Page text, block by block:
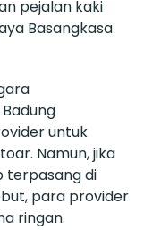
pejalan kaki
Basangkasa
untuk
Namun, jika
terpasang di
para provider
ringan.